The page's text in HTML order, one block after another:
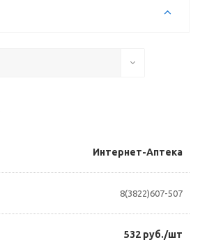
Интернет-Аптека
8(3822)607-507
532 руб./шт